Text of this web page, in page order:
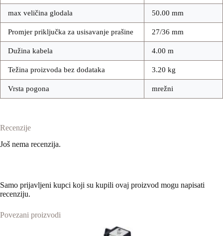
max veličina glodala 50.00 mm
Promjer priključka za usisavanje prašine 27/36 mm
Dužina kabela 4.00 m
Težina proizvoda bez dodataka 3.20 kg
Vrsta pogona mrežni
Recenzije
Još nema recenzija.
Samo prijavljeni kupci koji su kupili ovaj proizvod mogu napisati
recenziju.
Povezani proizvodi